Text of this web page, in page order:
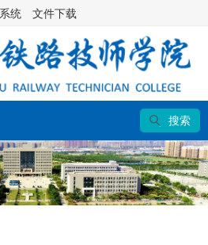
统 文件下载
搜索